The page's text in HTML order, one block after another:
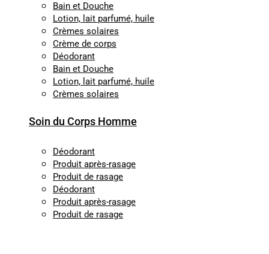
Bain et Douche
Lotion, lait parfumé, huile
Crèmes solaires
Crème de corps
Déodorant
Bain et Douche
Lotion, lait parfumé, huile
Crèmes solaires
Soin du Corps Homme
Déodorant
Produit après-rasage
Produit de rasage
Déodorant
Produit après-rasage
Produit de rasage